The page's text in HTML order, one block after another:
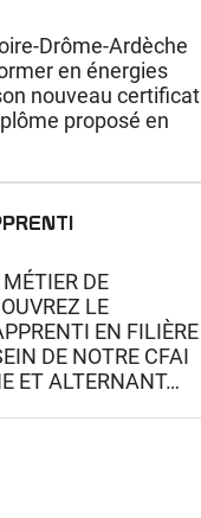
Drôme-Ardèche
en énergies
nouveau certificat
proposé en
DE
LE
EN FILIÈRE
DE NOTRE CFAI
ET ALTERNANT…